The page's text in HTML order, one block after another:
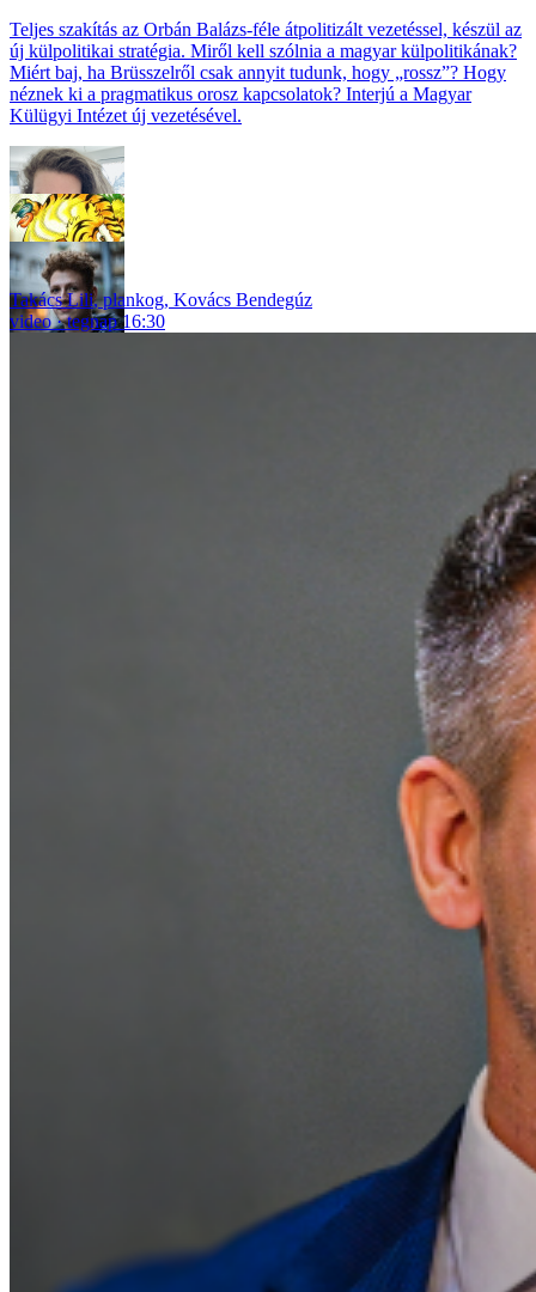
Teljes szakítás az Orbán Balázs-féle átpolitizált vezetéssel, készül az
új külpolitikai stratégia. Miről kell szólnia a magyar külpolitikának?
Miért baj, ha Brüsszelről csak annyit tudunk, hogy „rossz”? Hogy
néznek ki a pragmatikus orosz kapcsolatok? Interjú a Magyar
Külügyi Intézet új vezetésével.
Takács Lili,plankog, Kovács Bendegúz
video
tegnap 16:30